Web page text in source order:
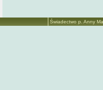
Świadectwo p. Anny